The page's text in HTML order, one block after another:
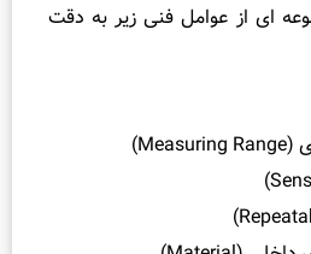
عوامل فنی زیر به‌ دقت